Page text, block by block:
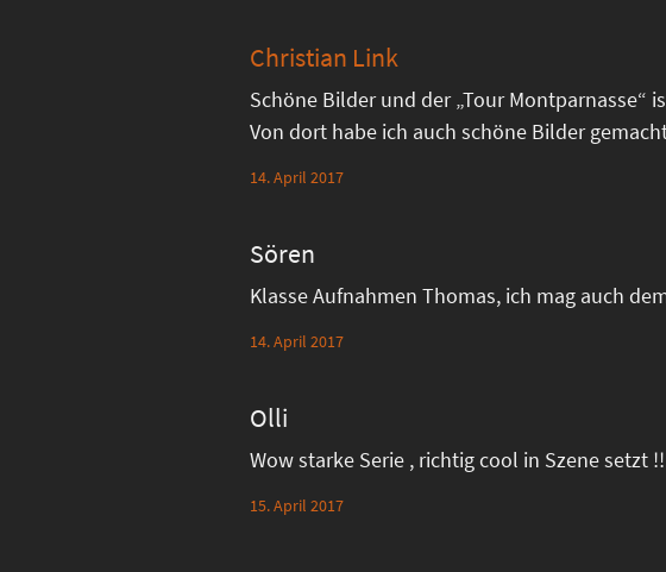
Christian Link
Schöne Bilder und der „Tour Montparnasse“
Von dort habe ich auch schöne Bilder
14. April 2017
Sören
Klasse Aufnahmen Thomas, ich mag auch
14. April 2017
Olli
Wow starke Serie , richtig cool in Szene setzt
15. April 2017